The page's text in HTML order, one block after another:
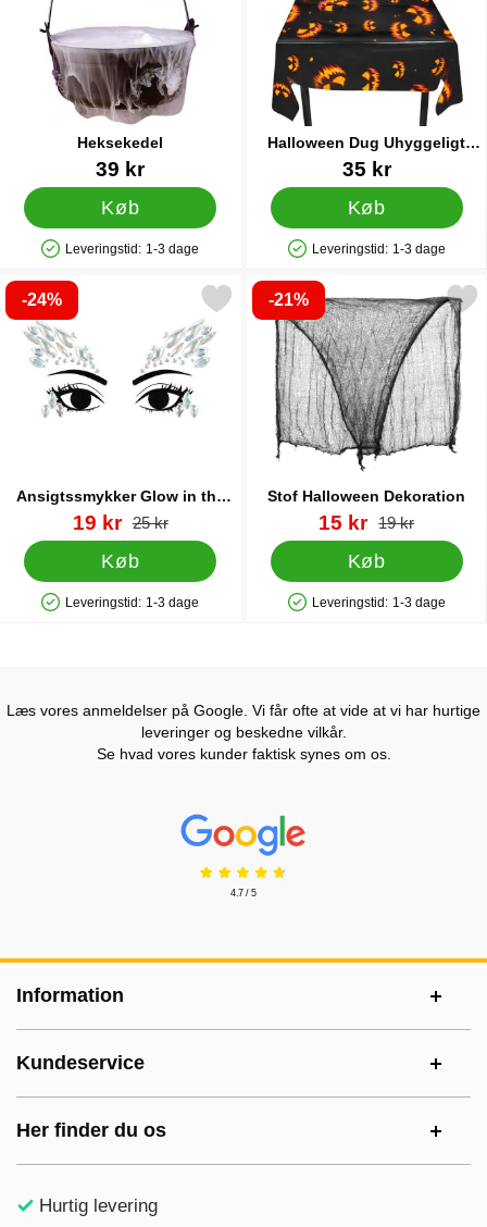
Heksekedel
39 kr
Køb
Produkttilgængelighed: På lager
Leveringstid: 1-3 dage
Halloween Dug Uhyggeligt
Græskar
Varenr 1555835 kr
Køb
Produkttilgængelighed: På lager
Leveringstid: 1-3 dage
-24%
Ansigtssmykker Glow in the
Dark B
Varenr 86817
pris
19 kr pris
25 kr
Køb
Produkttilgængelighed: På lager
Leveringstid: 1-3 dage
Markér ansigtssmykker Glow in the Dark B som favorit
-21%
Stof Halloween Dekoration
Varenr 18992
pris
15 kr pris
19 kr
Køb
Produkttilgængelighed: På lager
Leveringstid: 1-3 dage
Markér stof Halloween
Læs vores anmeldelser på Google. Vi får ofte at vide at vi har hurtige
leveringer og beskedne vilkår.
Se hvad vores kunder faktisk synes om os.
Prisjakt Anmeldelser: 4.7 Stjerne
4.7 / 5
Information
Kundeservice
Her finder du os
Hurtig levering